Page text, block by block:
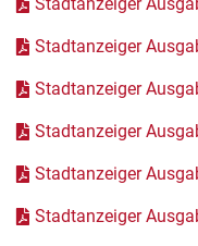
Stadtanzeiger
Stadtanzeiger
Stadtanzeiger
Stadtanzeiger
Stadtanzeiger